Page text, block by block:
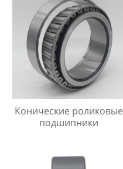
Конические роликовые
подшипники